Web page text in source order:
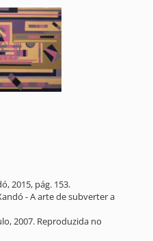
2015, pág. 153.
- A arte de subverter a
2007. Reproduzida no